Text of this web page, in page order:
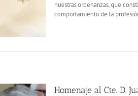
nuestras ordenanzas, que
comportamiento de la
Homenaje al Cte. D.